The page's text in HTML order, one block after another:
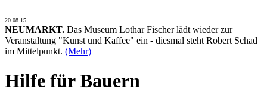
20.08.15
NEUMARKT. Das Museum Lothar Fischer lädt wieder zur
Veranstaltung "Kunst und Kaffee" ein - diesmal steht Robert Schad
im Mittelpunkt. (Mehr)
Hilfe für Bauern